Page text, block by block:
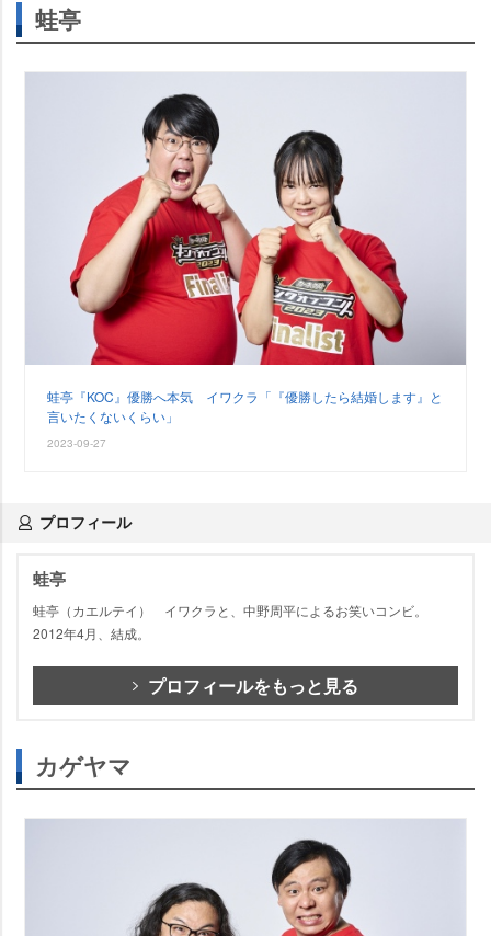
蛙亭
蛙亭『KOC』優勝へ本気 イワクラ「『優勝したら結婚します』と
言いたくないくらい」
2023-09-27
プロフィール
蛙亭
蛙亭（カエルテイ） イワクラと、中野周平によるお笑いコンビ。
2012年4月、結成。
プロフィールをもっと見る
カゲヤマ